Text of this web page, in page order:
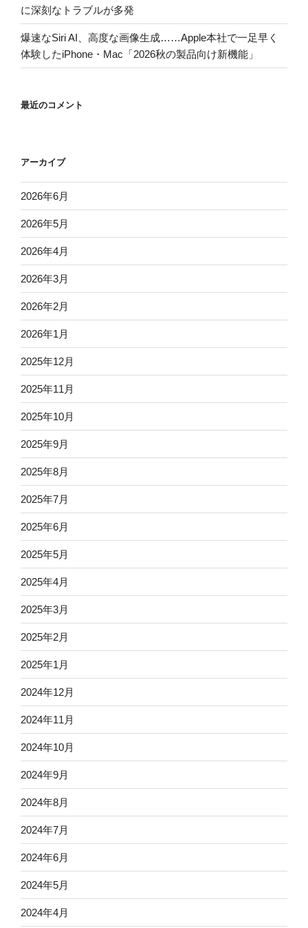
に深刻なトラブルが多発
爆速なSiri AI、高度な画像生成……Apple本社で一足早く
体験したiPhone・Mac「2026秋の製品向け新機能」
最近のコメント
アーカイブ
2026年6月
2026年5月
2026年4月
2026年3月
2026年2月
2026年1月
2025年12月
2025年11月
2025年10月
2025年9月
2025年8月
2025年7月
2025年6月
2025年5月
2025年4月
2025年3月
2025年2月
2025年1月
2024年12月
2024年11月
2024年10月
2024年9月
2024年8月
2024年7月
2024年6月
2024年5月
2024年4月